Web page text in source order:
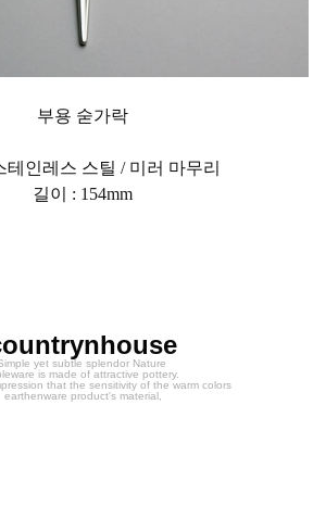
부용 숟가락
테인레스 스틸 / 미러 마무리
길이 : 154mm
yet subtle splendor Nature
is made of attractive pottery.
that the sensitivity of the warm colors
earthenware product's material,